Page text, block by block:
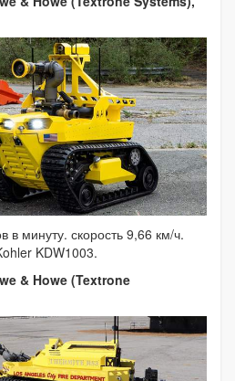
в минуту. скорость 9,66 км/ч.
KDW1003.
& Howe (Textrone